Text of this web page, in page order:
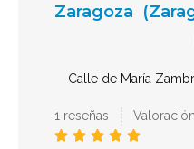
Zaragoza
Calle de María
1 reseñas
    